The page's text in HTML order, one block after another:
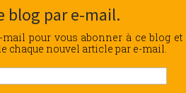
blog par e-mail.
pour vous abonner à ce blog et
chaque nouvel article par e-mail.